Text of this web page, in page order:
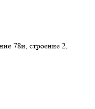
78и, строение 2,